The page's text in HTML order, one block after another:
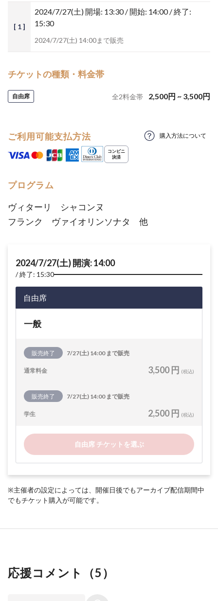
[ 1 ]
2024/7/27(土) 開場: 13:30 / 開始: 14:00 / 終了:
15:30
2024/7/27(土) 14:00まで販売
チケットの種類・料金帯
自由席 全2料金帯 2,500円 ~ 3,500円
ご利用可能支払方法 購入方法について
プログラム
ヴィターリ シャコンヌ
フランク ヴァイオリンソナタ 他
2024/7/27(土) 開演: 14:00
終了: 15:30
自由席
一般
販売終了 7/27(土) 14:00 まで販売
通常料金 3,500 円 (税込)
販売終了 7/27(土) 14:00 まで販売
学生 2,500 円 (税込)
自由席 チケットを選ぶ
※主催者の設定によっては、開催日後でもアーカイブ配信期間中
でもチケット購入が可能です。
応援コメント（5 ）